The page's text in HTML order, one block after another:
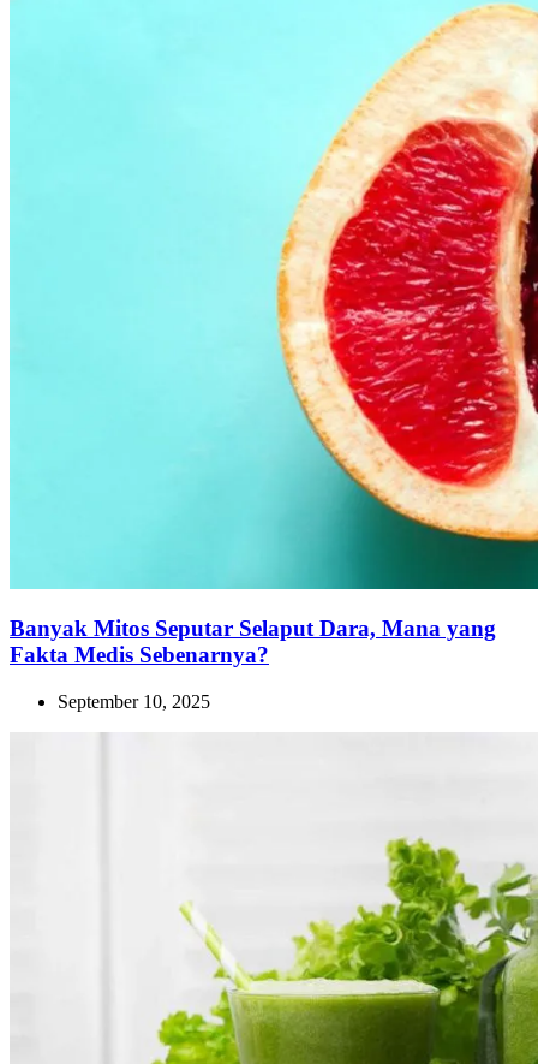
Banyak Mitos Seputar Selaput Dara, Mana yang
Fakta Medis Sebenarnya?
September 10, 2025